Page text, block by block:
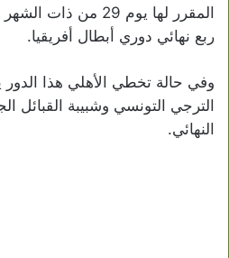
المقرر لها يوم 29
ربع نهائي دوري أبطال أفريقيا.
وفي حالة تخطي الأهلي هذا الدور
الترجي التونسي وشبيبة القبائل
النهائي.